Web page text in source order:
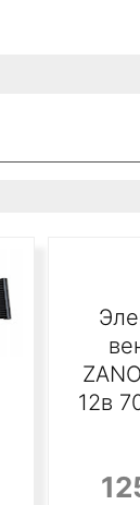
12в